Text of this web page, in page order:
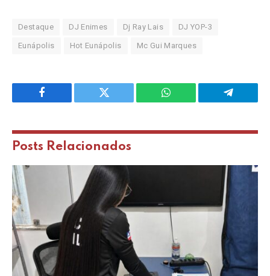
Destaque DJ Enimes Dj Ray Lais DJ YOP-3
Eunápolis Hot Eunápolis Mc Gui Marques
Facebook Twitter WhatsApp Telegram
Posts Relacionados